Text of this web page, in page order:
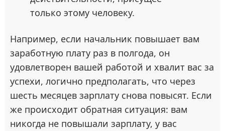
только этому человеку.
Например, если начальник повышает вам
заработную плату раз в полгода, он
удовлетворен вашей работой и хвалит вас за
успехи, логично предполагать, что через
шесть месяцев зарплату снова повысят. Если
же происходит обратная ситуация: вам
никогда не повышали зарплату, у вас